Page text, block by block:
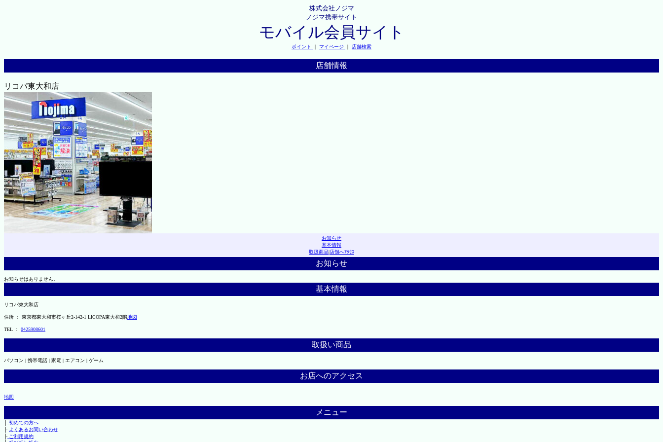
株式会社ノジマ
ノジマ携帯サイト
モバイル会員サイト
ポイント ｜ マイページ ｜ 店舗検索
店舗情報
リコパ東大和店
お知らせ
基本情報
取扱商品|店舗へｱｸｾｽ
お知らせ
お知らせはありません。
基本情報
リコパ東大和店
住所 ： 東京都東大和市桜ヶ丘2-142-1 LICOPA東大和2階地図
TEL ： 0425908601
取扱い商品
パソコン | 携帯電話 | 家電 | エアコン | ゲーム
お店へのアクセス
地図
メニュー
├初めての方へ
├ よくあるお問い合わせ
├ご利用規約